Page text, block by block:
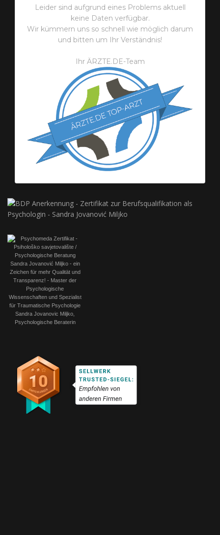
Leider sind aufgrund eines Problems aktuell
keine Daten verfügbar.
Wir kümmern uns so schnell wie möglich darum
und bitten um Ihr Verständnis!
Ihr ÄRZTE.DE-Team